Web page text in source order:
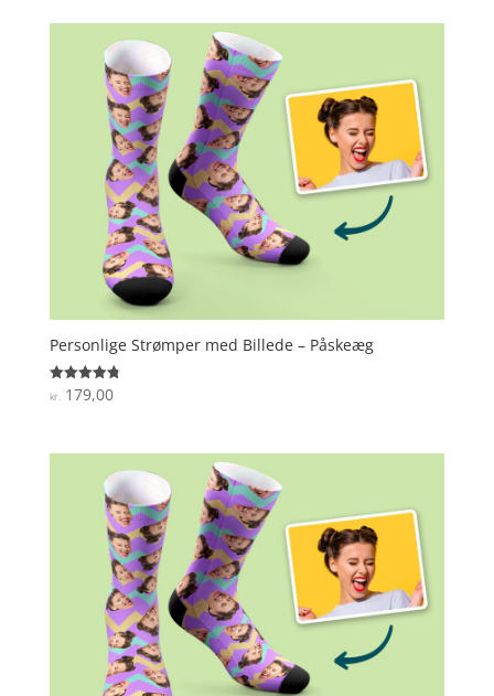
Personlige Strømper med Billede – Påskeæg
Vurderet
4.8
kr.179,00